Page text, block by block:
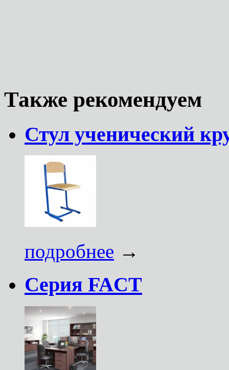
Также рекомендуем
Стул ученический
подробнее →
Серия FACT